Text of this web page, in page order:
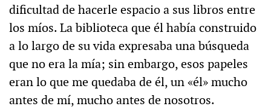
dificultad de hacerle espacio a sus libros entre
los míos. La biblioteca que él había construido
a lo largo de su vida expresaba una búsqueda
que no era la mía; sin embargo, esos papeles
eran lo que me quedaba de él, un «él» mucho
antes de mí, mucho antes de nosotros.